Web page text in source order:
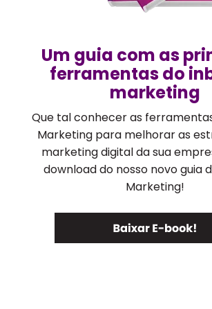
Um guia com as
ferramentas do
marketing
Que tal conhecer as
Marketing para melhorar as
marketing digital da sua
download do nosso novo guia
Marketing!